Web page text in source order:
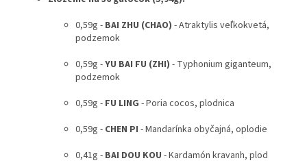
0,59g - BAI ZHU (CHAO) - Atraktylis veľkokvetá,
podzemok
0,59g -YU BAI FU (ZHI) - Typhonium giganteum,
podzemok
0,59g - FU LING - Poria cocos, plodnica
0,59g - CHEN PI - Mandarínka obyčajná, oplodie
0,41g - BAI DOU KOU - Kardamón kravanh, plod